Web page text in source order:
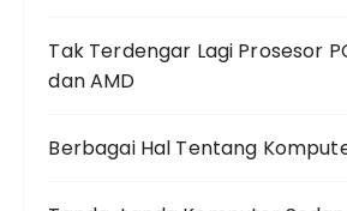
Tak Terdengar Lagi Prosesor
dan AMD
Berbagai Hal Tentang